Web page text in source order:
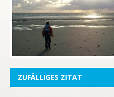
ZUFÄLLIGES ZITAT